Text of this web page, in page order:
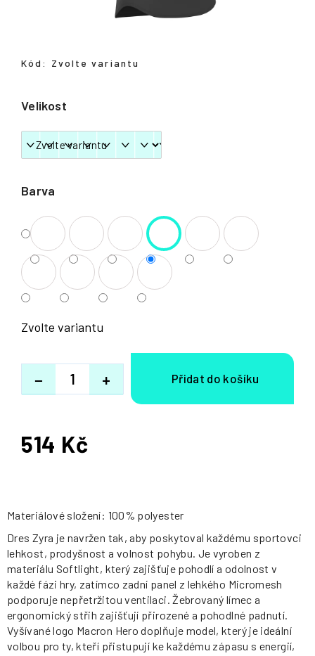
Barva
Velikost
Zvolte variantu
+
−
Kód: Zvolte variantu
514 Kč
Měrná
Materiálové složení: 100% polyester
Dres Zyra je navržen tak, aby poskytoval každému sportovci
lehkost, prodyšnost a volnost pohybu. Je vyroben z
materiálu Softlight, který zajišťuje pohodlí a odolnost v
každé fázi hry, zatímco zadní panel z lehkého Micromesh
podporuje nepřetržitou ventilaci. Žebrovaný límec a
ergonomický střih zajišťují přirozené a pohodlné padnutí.
Vyšívané logo Macron Hero doplňuje model, který je ideální
volbou pro ty, kteří přistupují ke každému zápasu s energií,